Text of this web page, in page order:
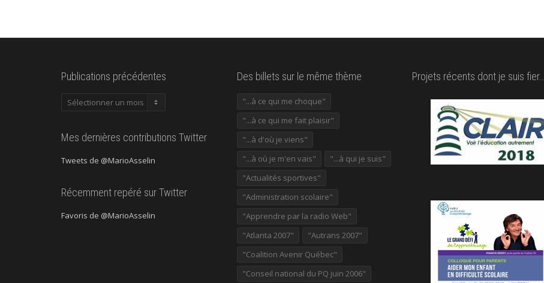
Publications précédentes
Publications
Mes dernières contributions Twitter
Tweets de @MarioAsselin
Récemment repéré sur Twitter
Favoris de @MarioAsselin
Des billets sur le même thème
"...à ce qui me choque"
"...à ce qui me fait plaisir"
"...à d'où je viens"
"...à où je m'en vais"
"...à qui je suis"
"Actualités sportives"
"Administration scolaire"
"Apprendre par la radio Web"
"Atlanta 2007"
"Autrans 2007"
"Coalition Avenir Québec"
"Conseil national du PQ juin 2006"
Projets récents dont je suis fier…